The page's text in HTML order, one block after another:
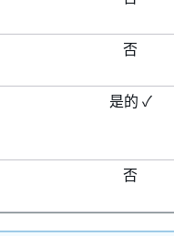
否
是的 ✓
否